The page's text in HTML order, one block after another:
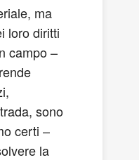
ma
loro diritti
campo –
sono
certi –
la